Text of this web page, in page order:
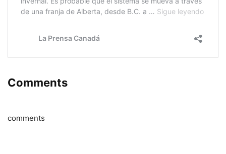
Comments
comments